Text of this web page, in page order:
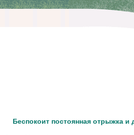
Беспокоит постоянная отрыжка